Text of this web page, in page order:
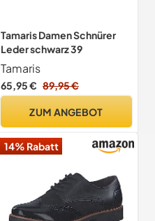
Tamaris Damen Schnürer
Leder schwarz 39
Tamaris
65,95 € 89,95 €
ZUM ANGEBOT
14% Rabatt